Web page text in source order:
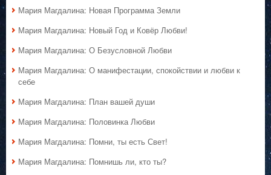
Мария Магдалина: Новая Программа Земли
Мария Магдалина: Новый Год и Ковёр Любви!
Мария Магдалина: О Безусловной Любви
Мария Магдалина: О манифестации, спокойствии и любви к
себе
Мария Магдалина: План вашей души
Мария Магдалина: Половинка Любви
Мария Магдалина: Помни, ты есть Свет!
Мария Магдалина: Помнишь ли, кто ты?